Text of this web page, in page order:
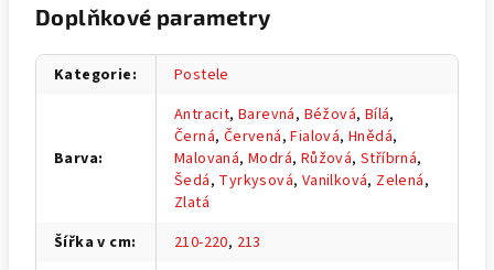
Doplňkové parametry
Kategorie: Postele
Barva:
Antracit,Barevná, Béžová, Bílá,
Černá, Červená,Fialová,Hnědá,
Malovaná,Modrá, Růžová,Stříbrná,
Šedá, Tyrkysová, Vanilková, Zelená,
Zlatá
Šířka v cm: 210-220, 213